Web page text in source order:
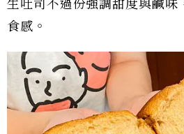
生吐司不過份強調甜度與鹹味
食感。